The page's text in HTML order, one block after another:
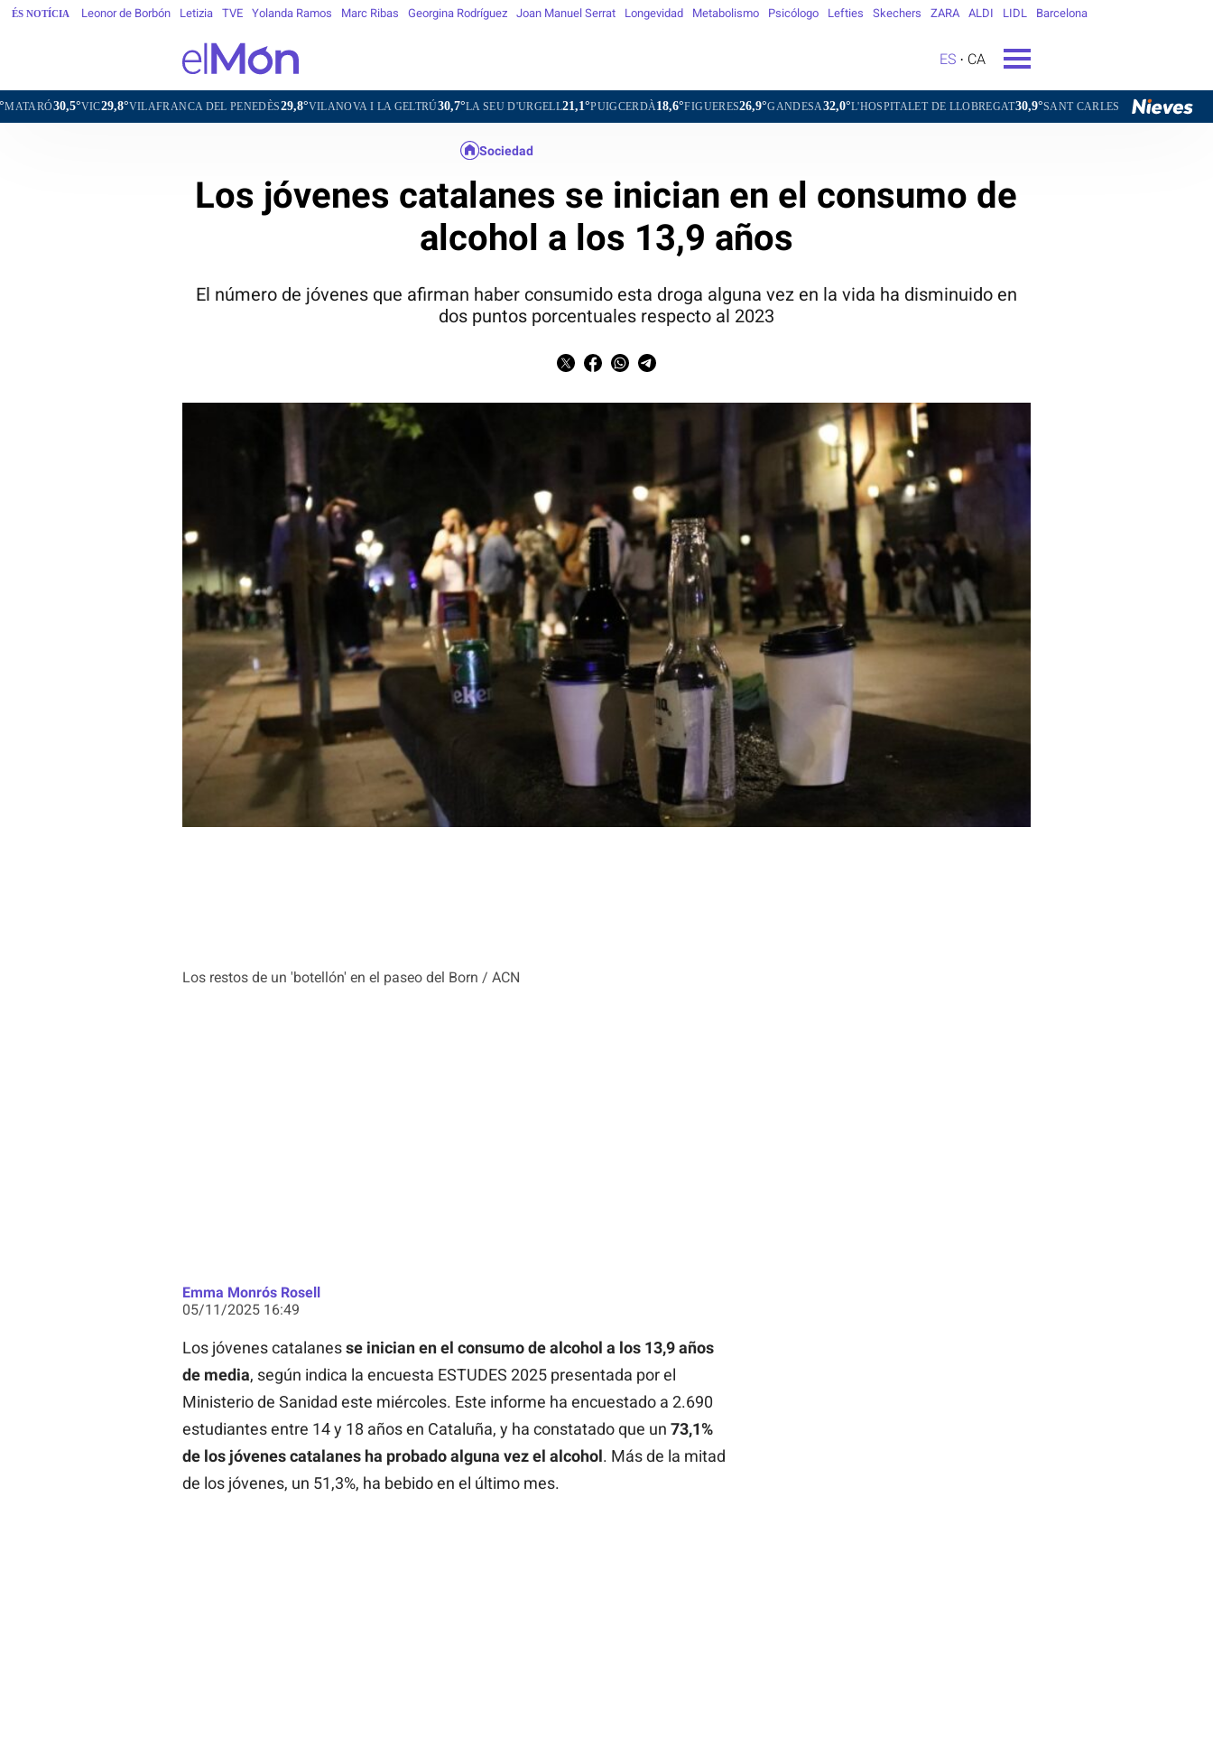
ÉS NOTÍCIA Leonor de Borbón Letizia TVE Yolanda Ramos Marc Ribas Georgina Rodríguez Joan Manuel Serrat Longevidad Metabolismo Psicólogo Lefties Skechers ZARA ALDI LIDL Barcelona
ES CA
29,8°VILAFRANCA DEL PENEDÈS29,8°VILANOVA I LA GELTRÚ30,7° LA SEU D'URGELL21,1°PUIGCERDÀ18,6°FIGUERES26,9°GANDESA32,0°L'HOSPITALET DE LLOBREGAT30,9°SANT CARLES DE LA RÀPITA30,4°SANT CUGAT
Los restos de un 'botellón' en el paseo del Born / ACN
Sociedad
Los jóvenes catalanes se inician en el consumo de
alcohol a los 13,9 años
El número de jóvenes que afirman haber consumido esta droga alguna vez en la vida ha disminuido en
dos puntos porcentuales respecto al 2023
Emma Monrós Rosell
05/11/2025 16:49
Los jóvenes catalanesse inician en el consumo de alcohol a los 13,9 años
de media, según indica la encuesta ESTUDES 2025 presentada por el
Ministerio de Sanidad este miércoles. Este informe ha encuestado a 2.690
estudiantes entre 14 y 18 años en Cataluña, y ha constatado que un 73,1%
de los jóvenes catalanes ha probado alguna vez el alcohol. Más de la mitad
de los jóvenes, un 51,3%, ha bebido en el último mes.